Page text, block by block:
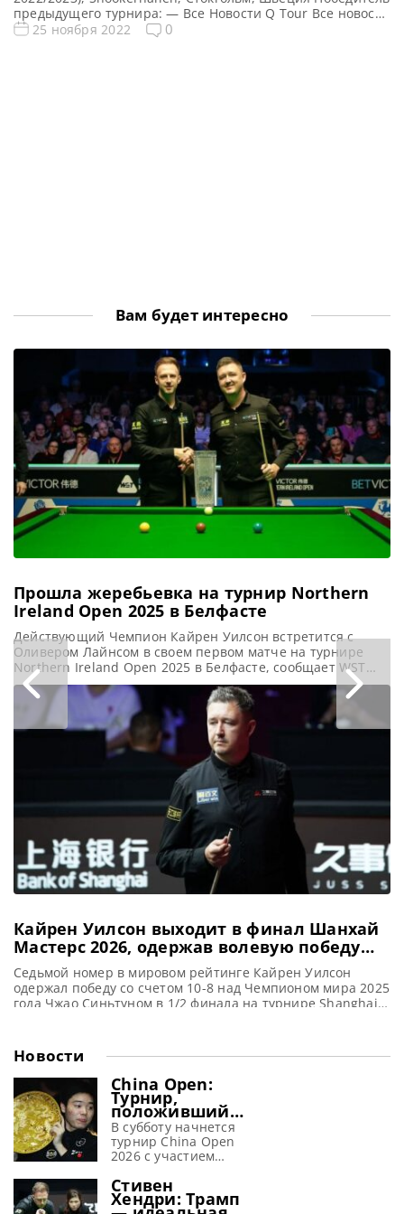
предыдущего турнира: — Все Новости Q Tour Все новости
и результаты Q Tour 4 (2022/2023) Квалификация Q Tour 4
25 ноября 2022 0
Вам будет интересно
Прошла жеребьевка на турнир Northern
Ireland Open 2025 в Белфасте
Действующий Чемпион Кайрен Уилсон встретится с
Оливером Лайнсом в своем первом матче на турнире
Northern Ireland Open 2025 в Белфасте, сообщает WST
Опубликованы результаты жеребьевки и официальное
расписание матчей финальной стадии турнира Northern
Ireland Open. И в следующем месяце Белфаст примет
множество крупнейших звезд снукера. Турнир пройдет с
19 по 26 октября в Waterfront Hall
Кайрен Уилсон выходит в финал Шанхай
Мастерс 2026, одержав волевую победу
над Чжао Синьтуном
Седьмой номер в мировом рейтинге Кайрен Уилсон
одержал победу со счетом 10-8 над Чемпионом мира 2025
года Чжао Синьтуном в 1/2 финала на турнире Shanghai
над Чжао Синьтуном. Действующий Чемпион сумел
переломить ход встречи, выиграв четыре партии подряд
и одолев
Новости
China Open:
Турнир,
положивший
начало
революции в
снукере,
возвращается
В субботу начнется
турнир China Open
2026 с участием
снукера, как Ронни
О’Салливан, Марк
Стивен
Хендри: Трамп